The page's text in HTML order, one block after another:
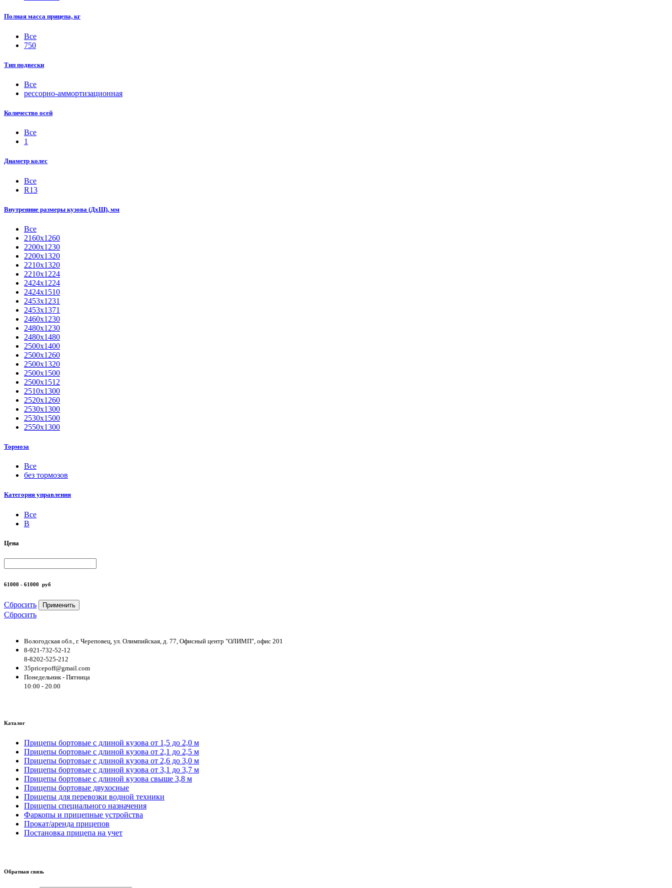
Полная масса прицепа, кг
Все
750
Тип подвески
Все
рессорно-аммортизационная
Количество осей
Все
1
Диаметр колес
Все
R13
Внутренние размеры кузова (ДхШ), мм
Все
2160х1260
2200х1230
2200х1320
2210x1320
2210х1224
2424х1224
2424х1510
2453х1231
2453х1371
2460х1230
2480х1230
2480х1480
2500x1400
2500х1260
2500х1320
2500х1500
2500х1512
2510х1300
2520х1260
2530х1300
2530х1500
2550х1300
Тормоза
Все
без тормозов
Категория управления
Все
B
Цена
61000 - 61000 руб
Сбросить Применить
Сбросить
Вологодская обл., г. Череповец, ул. Олимпийская, д. 77, Офисный центр "ОЛИМП", офис 201
8-921-732-52-12
8-8202-525-212
35pricepoff@gmail.com
Понедельник - Пятница
10:00 - 20.00
Каталог
Прицепы бортовые с длиной кузова от 1,5 до 2,0 м
Прицепы бортовые с длиной кузова от 2,1 до 2,5 м
Прицепы бортовые с длиной кузова от 2,6 до 3,0 м
Прицепы бортовые с длиной кузова от 3,1 до 3,7 м
Прицепы бортовые с длиной кузова свыше 3,8 м
Прицепы бортовые двухосные
Прицепы для перевозки водной техники
Прицепы специального назначения
Фаркопы и прицепные устройства
Прокат/аренда прицепов
Постановка прицепа на учет
Обратная связь